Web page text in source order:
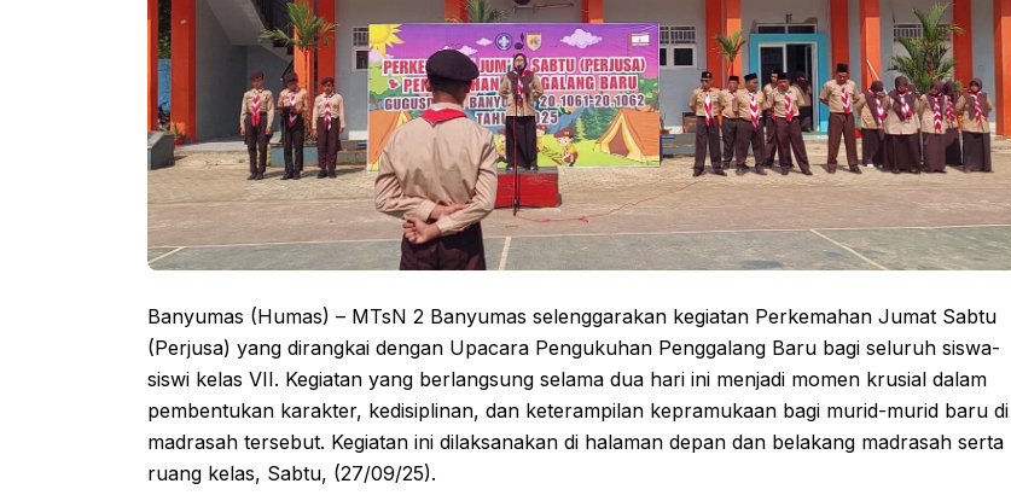
Banyumas (Humas) – MTsN 2 Banyumas selenggarakan kegiatan Perkemahan Jumat Sabtu
(Perjusa) yang dirangkai dengan Upacara Pengukuhan Penggalang Baru bagi seluruh siswa-
siswi kelas VII. Kegiatan yang berlangsung selama dua hari ini menjadi momen krusial dalam
pembentukan karakter, kedisiplinan, dan keterampilan kepramukaan bagi murid-murid baru di
madrasah tersebut. Kegiatan ini dilaksanakan di halaman depan dan belakang madrasah serta
ruang kelas, Sabtu, (27/09/25).